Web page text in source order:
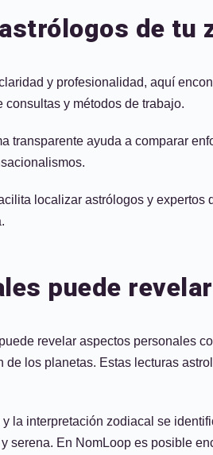
de tu
y profesionalidad, aquí
y métodos de trabajo.
transparente ayuda a comparar
localizar astrólogos y
puede
revelar aspectos personales
los planetas. Estas lecturas
la interpretación zodiacal se
serena. En NomLoop es posible